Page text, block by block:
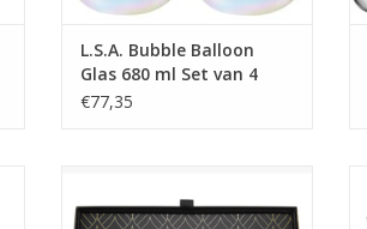
L.S.A. Bubble Balloon
Glas 680 ml Set van 4
Stuks
€77,35
geschenkset met Palm kristallen